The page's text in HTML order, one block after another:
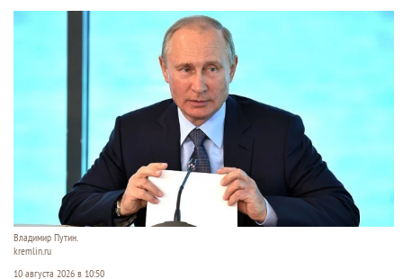
Владимир Путин.
kremlin.ru
10 августа 2026 в 10:50